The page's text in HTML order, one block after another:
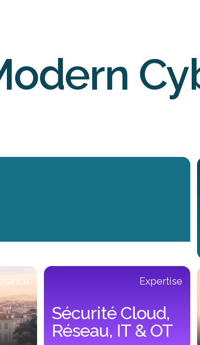
Expertise
Sécurité Cloud,
Réseau, IT & OT